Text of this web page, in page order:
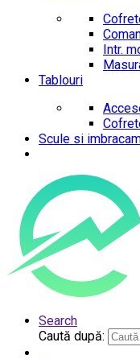
Intr.
Tablouri
Scule si
Search
Caută după: